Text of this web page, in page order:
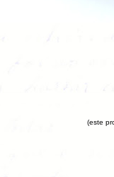
(este